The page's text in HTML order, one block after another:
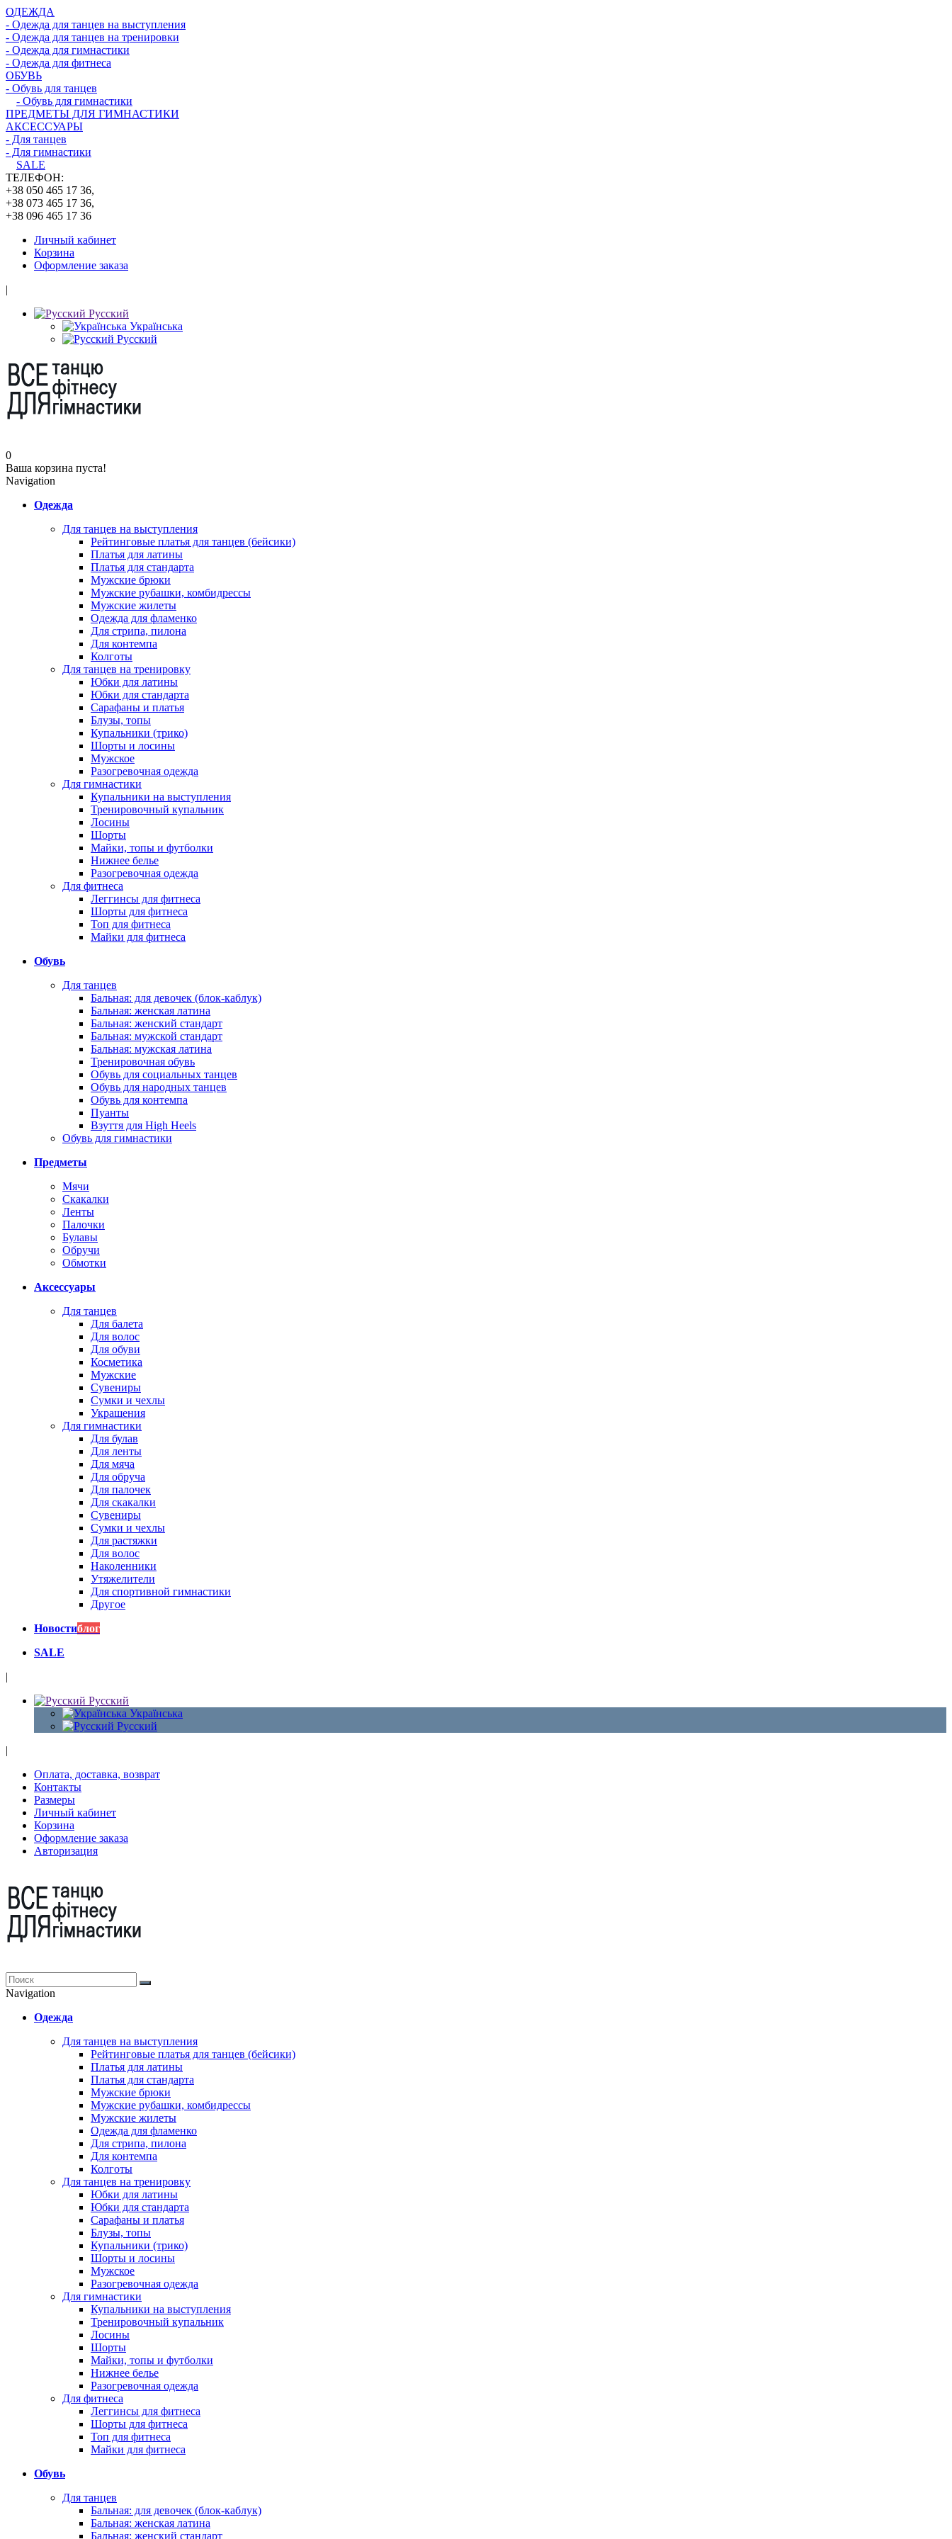
ОДЕЖДА
- Одежда для танцев на выступления
- Одежда для танцев на тренировки
- Одежда для гимнастики
- Одежда для фитнеса
ОБУВЬ
- Обувь для танцев
- Обувь для гимнастики
ПРЕДМЕТЫ ДЛЯ ГИМНАСТИКИ
АКСЕССУАРЫ
- Для танцев
- Для гимнастики
SALE
ТЕЛЕФОН:
+38 050 465 17 36,
+38 073 465 17 36,
+38 096 465 17 36
Личный кабинет
Корзина
Оформление заказа
|
Русский
Українська
Русский
0
Ваша корзина пуста!
Navigation
Одежда
Для танцев на выступления
Рейтинговые платья для танцев (бейсики)
Платья для латины
Платья для стандарта
Мужские брюки
Мужские рубашки, комбидрессы
Мужские жилеты
Одежда для фламенко
Для стрипа, пилона
Для контемпа
Колготы
Для танцев на тренировку
Юбки для латины
Юбки для стандарта
Сарафаны и платья
Блузы, топы
Купальники (трико)
Шорты и лосины
Мужское
Разогревочная одежда
Для гимнастики
Купальники на выступления
Тренировочный купальник
Лосины
Шорты
Майки, топы и футболки
Нижнее белье
Разогревочная одежда
Для фитнеса
Леггинсы для фитнеса
Шорты для фитнеса
Топ для фитнеса
Майки для фитнеса
Обувь
Для танцев
Бальная: для девочек (блок-каблук)
Бальная: женская латина
Бальная: женский стандарт
Бальная: мужской стандарт
Бальная: мужская латина
Тренировочная обувь
Обувь для социальных танцев
Обувь для народных танцев
Обувь для контемпа
Пуанты
Взуття для High Heels
Обувь для гимнастики
Предметы
Мячи
Скакалки
Ленты
Палочки
Булавы
Обручи
Обмотки
Аксессуары
Для танцев
Для балета
Для волос
Для обуви
Косметика
Мужские
Сувениры
Сумки и чехлы
Украшения
Для гимнастики
Для булав
Для ленты
Для мяча
Для обруча
Для палочек
Для скакалки
Сувениры
Сумки и чехлы
Для растяжки
Для волос
Наколенники
Утяжелители
Для спортивной гимнастики
Другое
Новостиблог
SALE
|
Русский
Українська
Русский
|
Оплата, доставка, возврат
Контакты
Размеры
Личный кабинет
Корзина
Оформление заказа
Авторизация
Navigation
Одежда
Для танцев на выступления
Рейтинговые платья для танцев (бейсики)
Платья для латины
Платья для стандарта
Мужские брюки
Мужские рубашки, комбидрессы
Мужские жилеты
Одежда для фламенко
Для стрипа, пилона
Для контемпа
Колготы
Для танцев на тренировку
Юбки для латины
Юбки для стандарта
Сарафаны и платья
Блузы, топы
Купальники (трико)
Шорты и лосины
Мужское
Разогревочная одежда
Для гимнастики
Купальники на выступления
Тренировочный купальник
Лосины
Шорты
Майки, топы и футболки
Нижнее белье
Разогревочная одежда
Для фитнеса
Леггинсы для фитнеса
Шорты для фитнеса
Топ для фитнеса
Майки для фитнеса
Обувь
Для танцев
Бальная: для девочек (блок-каблук)
Бальная: женская латина
Бальная: женский стандарт